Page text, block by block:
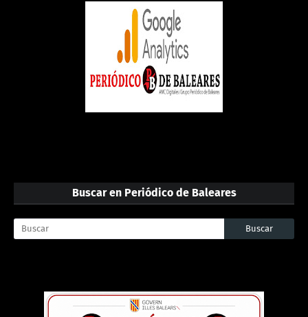
Buscar en Periódico de Baleares